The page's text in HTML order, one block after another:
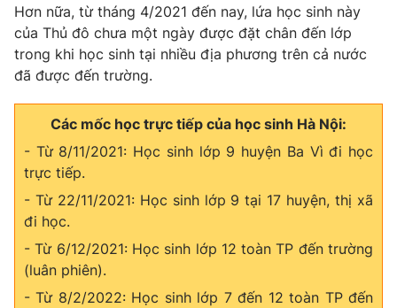
Hơn nữa, từ tháng 4/2021 đến nay, lứa học sinh này
của Thủ đô chưa một ngày được đặt chân đến lớp
trong khi học sinh tại nhiều địa phương trên cả nước
đã được đến trường.
Các mốc học trực tiếp của học sinh Hà Nội:
- Từ 8/11/2021: Học sinh lớp 9 huyện Ba Vì đi học
trực tiếp.
- Từ 22/11/2021: Học sinh lớp 9 tại 17 huyện, thị xã
đi học.
- Từ 6/12/2021: Học sinh lớp 12 toàn TP đến trường
(luân phiên).
- Từ 8/2/2022: Học sinh lớp 7 đến 12 toàn TP đến